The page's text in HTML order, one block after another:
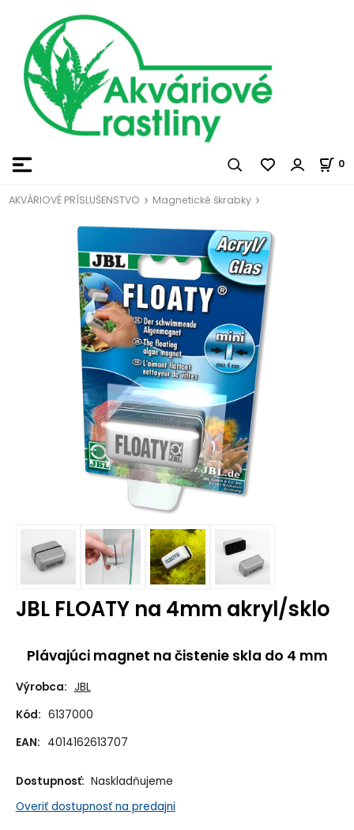
0
AKVÁRIOVÉ PRÍSLUŠENSTVO Magnetické škrabky
JBL FLOATY na 4mm akryl/sklo
Plávajúci magnet na čistenie skla do 4 mm
Výrobca: JBL
Kód: 6137000
EAN: 4014162613707
Dostupnosť: Naskladňujeme
Overiť dostupnosť na predajni